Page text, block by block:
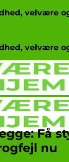
velvære
velvære
Få
nu